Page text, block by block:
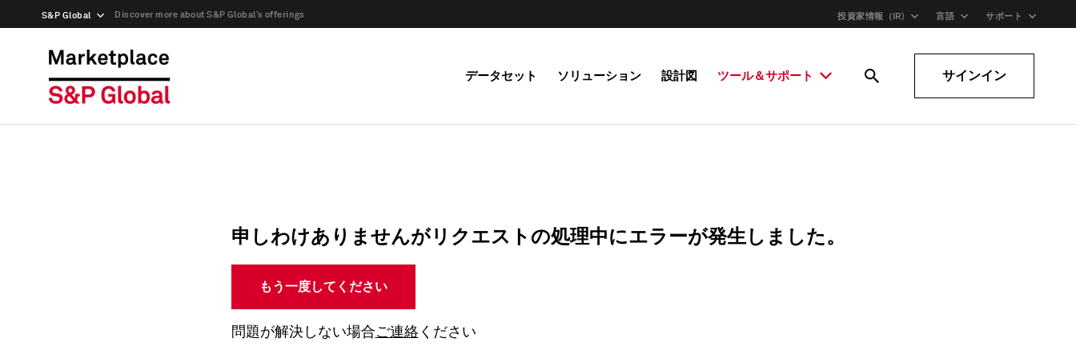
S&P Global Discover more about S&P Global’s offerings 投資家情報（IR) 言語 サポート
データセット ソリューション 設計図 ツール＆サポート サインイン
申しわけありませんがリクエストの処理中にエラーが発生しました。
もう一度してください
問題が解決しない場合ご連絡 ください